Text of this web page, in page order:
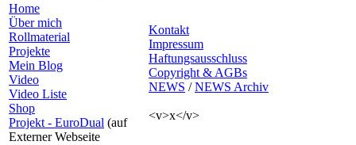
Home
Über mich
Rollmaterial
Projekte
Mein Blog
Video
Video Liste
Shop
Projekt - EuroDual (auf
Externer Webseite
Kontakt
Impressum
Haftungsausschluss
Copyright & AGBs
NEWS /NEWS Archiv
<v>x</v>